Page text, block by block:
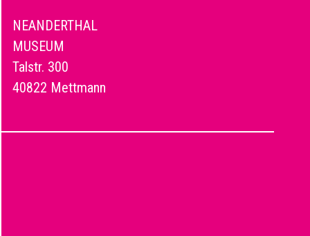
NEANDERTHAL
MUSEUM
Talstr. 300
40822 Mettmann